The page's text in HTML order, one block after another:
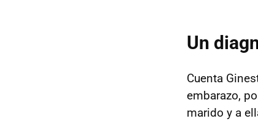
Un
Cuenta
embarazo,
marido y a